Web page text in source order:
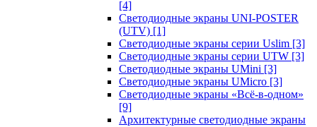
[4]
Светодиодные экраны UNI-POSTER
(UTV) [1]
Светодиодные экраны серии Uslim [3]
Светодиодные экраны серии UTW [3]
Светодиодные экраны UMini [3]
Светодиодные экраны UMicro [3]
Светодиодные экраны «Всё-в-одном»
[9]
Архитектурные светодиодные экраны